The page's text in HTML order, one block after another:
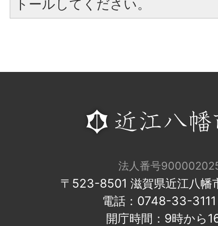
トールしてください。
法人番号
〒523-8501 滋賀県近江八幡
電話：0748-33-
開庁時間：9時から